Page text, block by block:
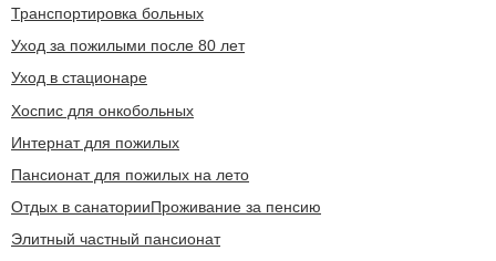
Транспортировка больных
Уход за пожилыми после 80 лет
Уход в стационаре
Хоспис для онкобольных
Интернат для пожилых
Пансионат для пожилых на лето
Отдых в санаторииПроживание за пенсию
Элитный частный пансионат